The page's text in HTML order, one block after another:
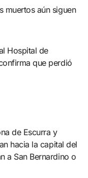
muertos aún siguen
Hospital de
que perdió
de Escurra y
hacia la capital del
a San Bernardino o